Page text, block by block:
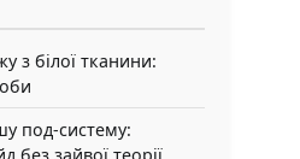
з білої тканини:
под-систему: